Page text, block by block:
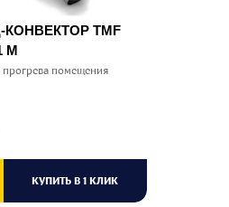
TMF
М
помещения
КУПИТЬ В 1 КЛИК